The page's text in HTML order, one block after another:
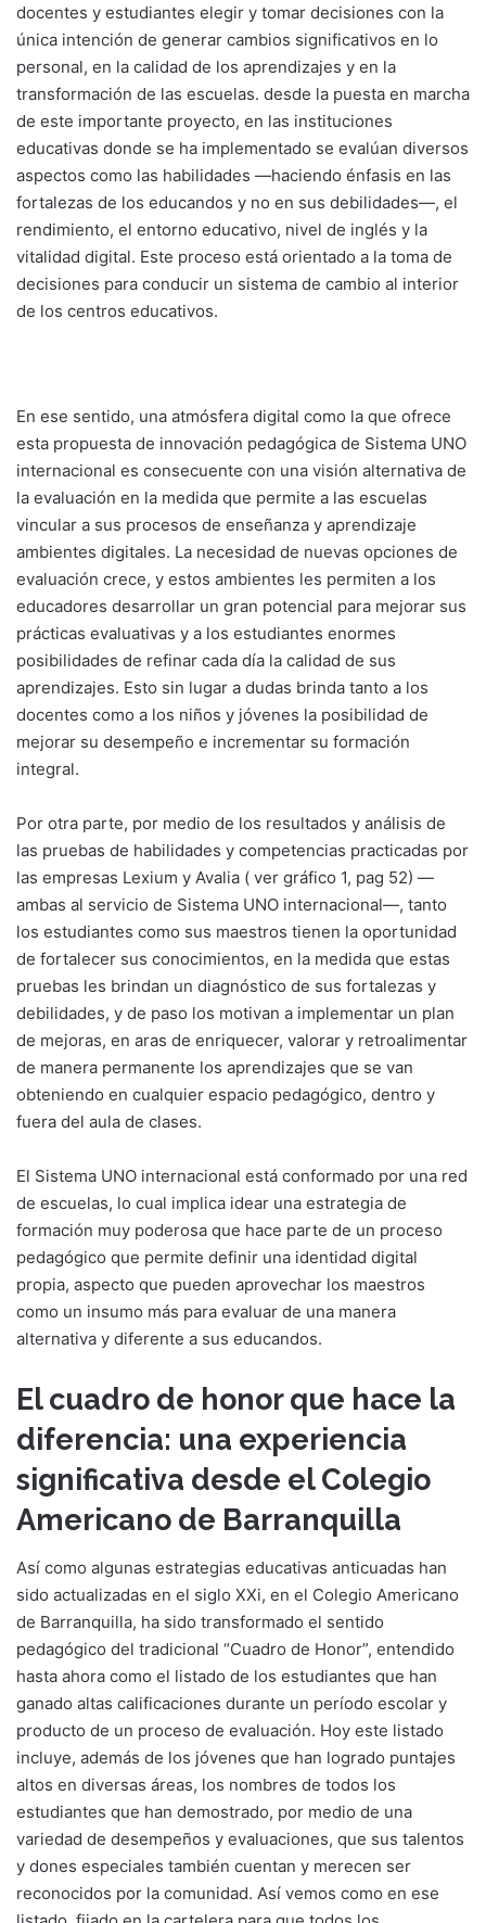
docentes y estudiantes elegir y tomar decisiones con la
única intención de generar cambios significativos en lo
personal, en la calidad de los aprendizajes y en la
transformación de las escuelas. desde la puesta en marcha
de este importante proyecto, en las instituciones
educativas donde se ha implementado se evalúan diversos
aspectos como las habilidades —haciendo énfasis en las
fortalezas de los educandos y no en sus debilidades—, el
rendimiento, el entorno educativo, nivel de inglés y la
vitalidad digital. Este proceso está orientado a la toma de
decisiones para conducir un sistema de cambio al interior
de los centros educativos.
En ese sentido, una atmósfera digital como la que ofrece
esta propuesta de innovación pedagógica de Sistema UNO
internacional es consecuente con una visión alternativa de
la evaluación en la medida que permite a las escuelas
vincular a sus procesos de enseñanza y aprendizaje
ambientes digitales. La necesidad de nuevas opciones de
evaluación crece, y estos ambientes les permiten a los
educadores desarrollar un gran potencial para mejorar sus
prácticas evaluativas y a los estudiantes enormes
posibilidades de refinar cada día la calidad de sus
aprendizajes. Esto sin lugar a dudas brinda tanto a los
docentes como a los niños y jóvenes la posibilidad de
mejorar su desempeño e incrementar su formación
integral.
Por otra parte, por medio de los resultados y análisis de
las pruebas de habilidades y competencias practicadas por
las empresas Lexium y Avalia ( ver gráfico 1, pag 52) —
ambas al servicio de Sistema UNO internacional—, tanto
los estudiantes como sus maestros tienen la oportunidad
de fortalecer sus conocimientos, en la medida que estas
pruebas les brindan un diagnóstico de sus fortalezas y
debilidades, y de paso los motivan a implementar un plan
de mejoras, en aras de enriquecer, valorar y retroalimentar
de manera permanente los aprendizajes que se van
obteniendo en cualquier espacio pedagógico, dentro y
fuera del aula de clases.
El Sistema UNO internacional está conformado por una red
de escuelas, lo cual implica idear una estrategia de
formación muy poderosa que hace parte de un proceso
pedagógico que permite definir una identidad digital
propia, aspecto que pueden aprovechar los maestros
como un insumo más para evaluar de una manera
alternativa y diferente a sus educandos.
El cuadro de honor que hace la
diferencia: una experiencia
significativa desde el Colegio
Americano de Barranquilla
Así como algunas estrategias educativas anticuadas han
sido actualizadas en el siglo XXi, en el Colegio Americano
de Barranquilla, ha sido transformado el sentido
pedagógico del tradicional “Cuadro de Honor”, entendido
hasta ahora como el listado de los estudiantes que han
ganado altas calificaciones durante un período escolar y
producto de un proceso de evaluación. Hoy este listado
incluye, además de los jóvenes que han logrado puntajes
altos en diversas áreas, los nombres de todos los
estudiantes que han demostrado, por medio de una
variedad de desempeños y evaluaciones, que sus talentos
y dones especiales también cuentan y merecen ser
reconocidos por la comunidad. Así vemos como en ese